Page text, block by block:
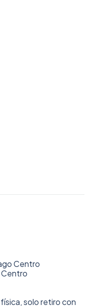
Centro
solo retiro con